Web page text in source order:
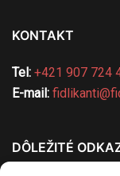
KONTAKT
Tel: +421 907 724
E-mail:
DÔLEŽITÉ